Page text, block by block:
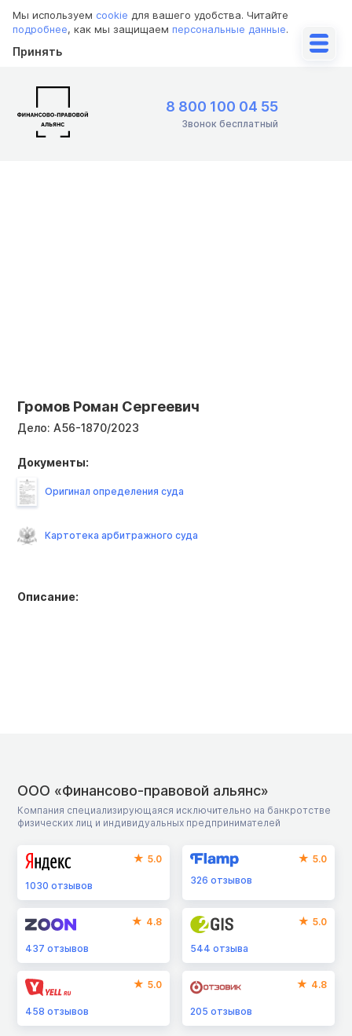
Мы используем cookie для вашего удобства. Читайте
подробнее, как мы защищаем персональные данные.
Принять
8 800 100 04 55
Звонок бесплатный
Громов Роман Сергеевич
Дело: А56-1870/2023
Описание:
Документы:
Оригинал определения суда
Картотека арбитражного суда
ООО «Финансово-правовой альянс»
Компания специализирующаяся исключительно на банкротстве
физических лиц и индивидуальных предпринимателей
5.0
1030 отзывов
5.0
326отзывов
4.8
437 отзывов
5.0
544отзыва
5.0
458 отзывов
4.8
205отзывов